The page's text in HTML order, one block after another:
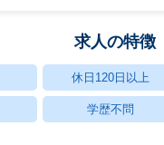
求人の特徴
休日120日以上
学歴不問